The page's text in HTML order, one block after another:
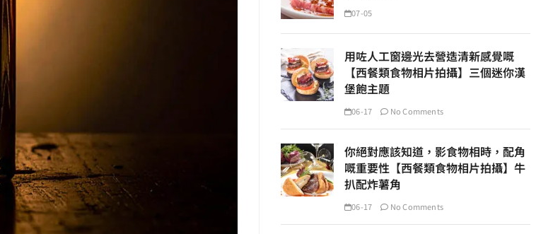
07-05
用咗人工窗邊光去營造清新感覺嘅
【西餐類食物相片拍攝】三個迷你漢
堡飽主題
06-17 No Comments
你絕對應該知道，影食物相時，配角
嘅重要性【西餐類食物相片拍攝】牛
扒配炸薯角
06-17 No Comments